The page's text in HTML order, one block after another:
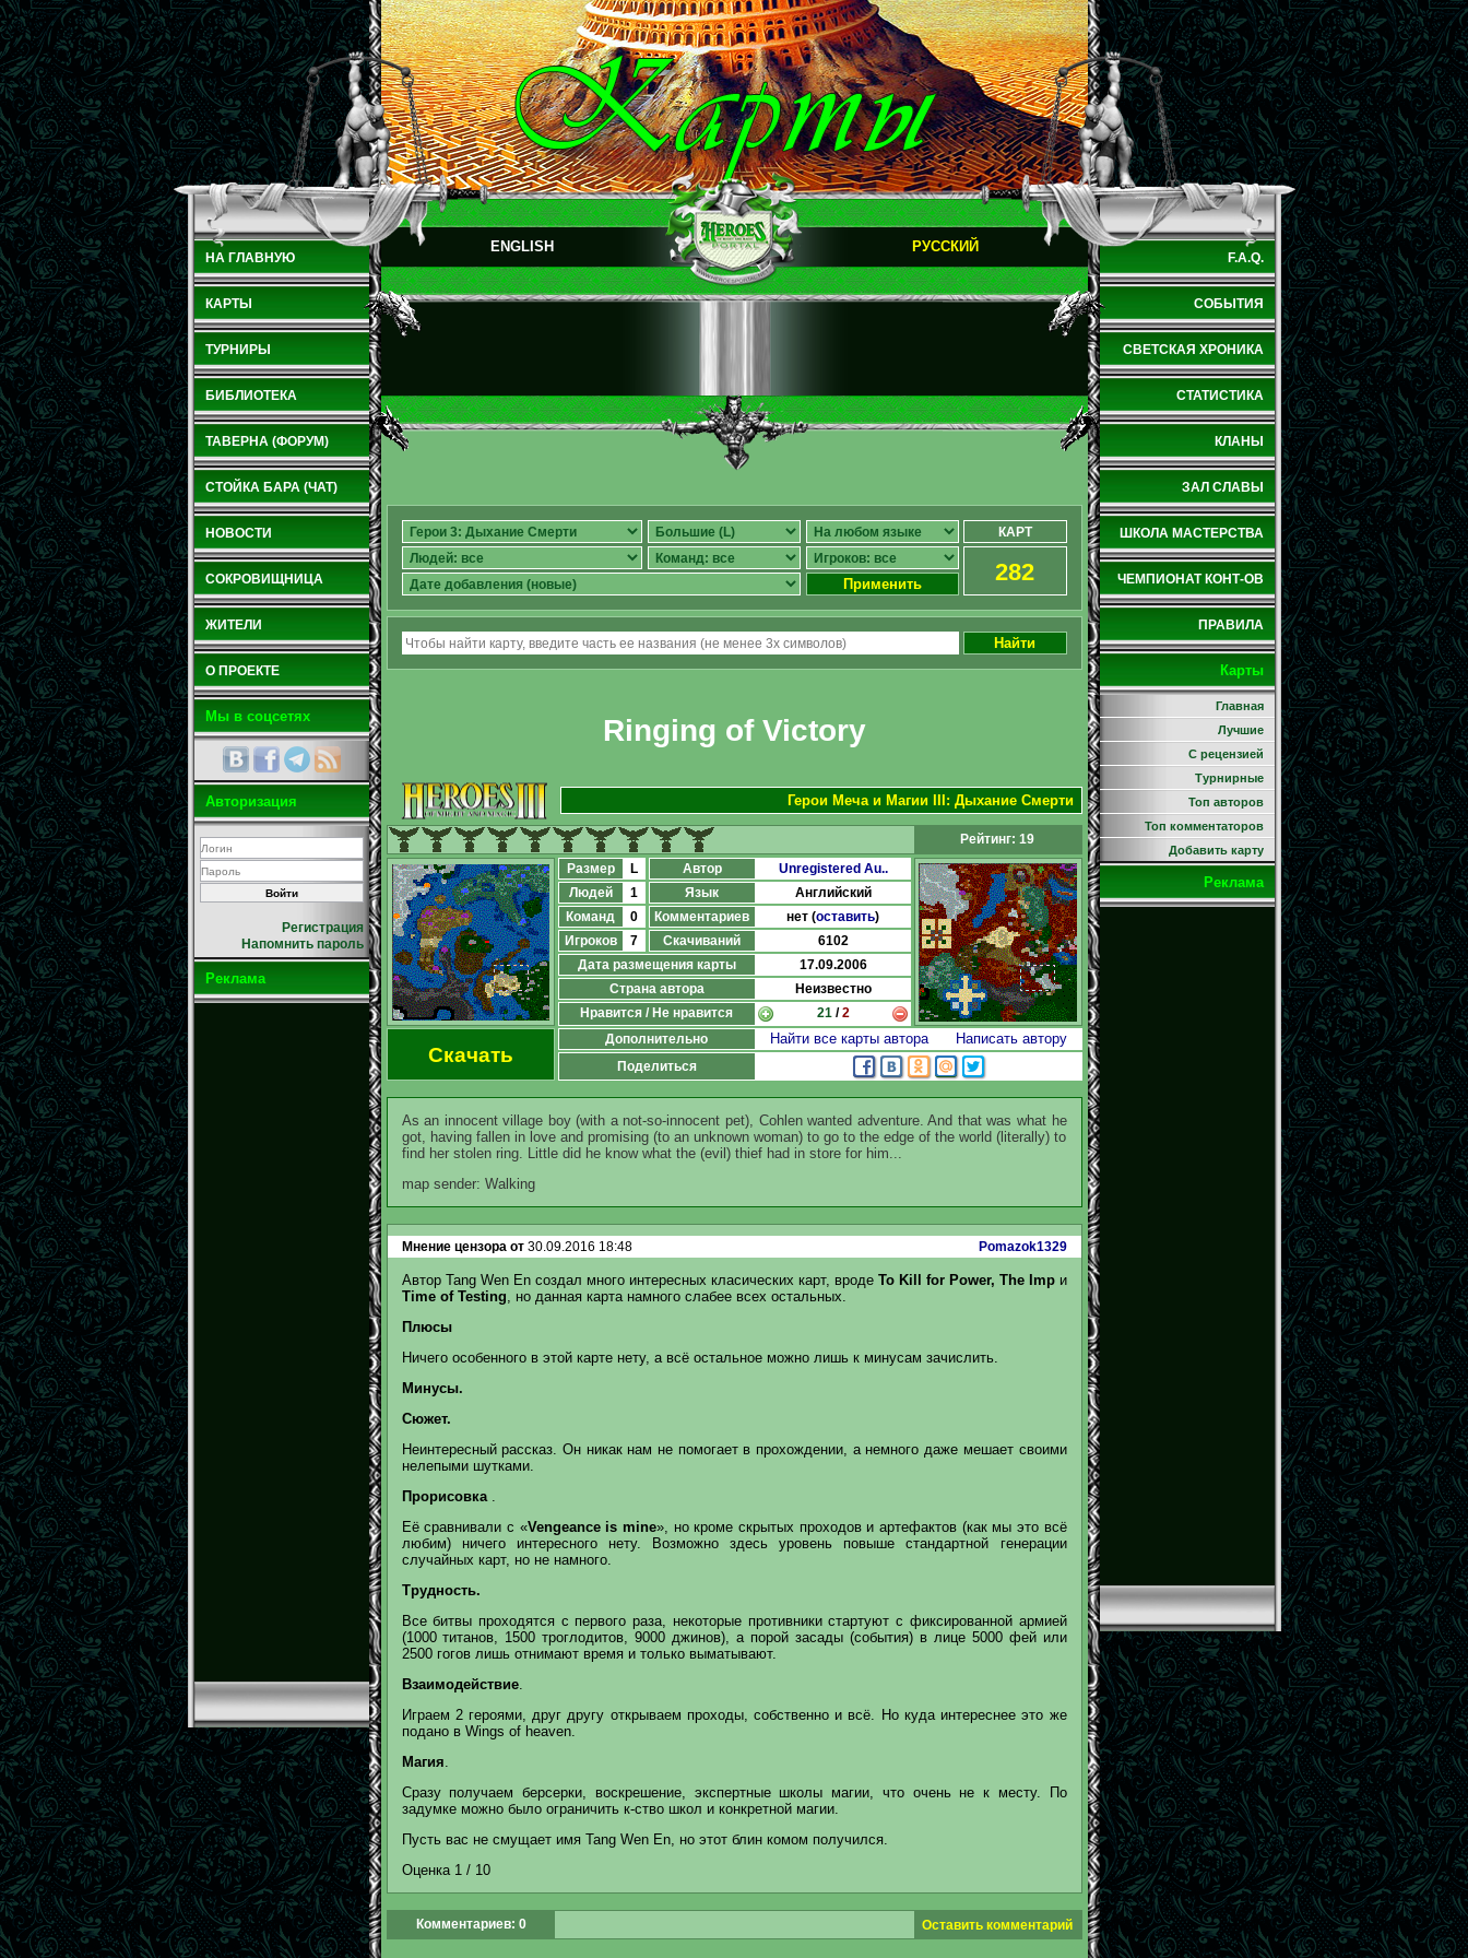
НА ГЛАВНУЮ
КАРТЫ
ТУРНИРЫ
БИБЛИОТЕКА
ТАВЕРНА (ФОРУМ)
СТОЙКА БАРА (ЧАТ)
НОВОСТИ
СОКРОВИЩНИЦА
ЖИТЕЛИ
О ПРОЕКТЕ
Мы в соцсетях
Авторизация
Регистрация
Напомнить пароль
Реклама
ENGLISH РУССКИЙ
Применить
КАРТ
282
Найти
Ringing of Victory
Герои Меча и Магии III: Дыхание Смерти
Рейтинг: 19
Размер
L Автор
Unregistered Au..
Людей
1 Язык
Английский
Команд
0 Комментариев нет (оставить)
Игроков
7 Скачиваний
6102
Дата размещения карты
17.09.2006
Страна автора
Неизвестно
Нравится / Не нравится
21/2
Скачать
Дополнительно Найти все карты автора Написать автору
Поделиться
As an innocent village boy (with a not-so-innocent pet), Cohlen wanted adventure. And that was what he
got, having fallen in love and promising (to an unknown woman) to go to the edge of the world (literally) to
find her stolen ring. Little did he know what the (evil) thief had in store for him...
map sender: Walking
Мнение цензора от30.09.2016 18:48 Pomazok1329
Автор Tang Wen En создал много интересных класических карт, вроде To Kill for Power, The Impи
Time of Testing, но данная карта намного слабее всех остальных.
Плюсы
Ничего особенного в этой карте нету, а всё остальное можно лишь к минусам зачислить.
Минусы.
Сюжет.
Неинтересный рассказ. Он никак нам не помогает в прохождении, а немного даже мешает своими
нелепыми шутками.
Прорисовка.
Её сравнивали с «Vengeance is mine», но кроме скрытых проходов и артефактов (как мы это всё
любим) ничего интересного нету. Возможно здесь уровень повыше стандартной генерации
случайных карт, но не намного.
Трудность.
Все битвы проходятся с первого раза, некоторые противники стартуют с фиксированной армией
(1000 титанов, 1500 троглодитов, 9000 джинов), а порой засады (события) в лице 5000 фей или
2500 гогов лишь отнимают время и только выматывают.
Взаимодействие.
Играем 2 героями, друг другу открываем проходы, собственно и всё. Но куда интереснее это же
подано в Wings of heaven.
Магия.
Сразу получаем берсерки, воскрешение, экспертные школы магии, что очень не к месту. По
задумке можно было ограничить к-ство школ и конкретной магии.
Пусть вас не смущает имя Tang Wen En, но этот блин комом получился.
Оценка 1 / 10
Комментариев: 0 Оставить комментарий
F.A.Q.
СОБЫТИЯ
СВЕТСКАЯ ХРОНИКА
СТАТИСТИКА
КЛАНЫ
ЗАЛ СЛАВЫ
ШКОЛА МАСТЕРСТВА
ЧЕМПИОНАТ КОНТ-ОВ
ПРАВИЛА
Карты
Главная
Лучшие
С рецензией
Турнирные
Топ авторов
Топ комментаторов
Добавить карту
Реклама